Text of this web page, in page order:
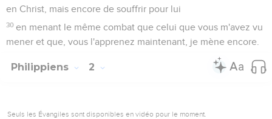
en Christ, mais encore de souffrir pour lui
30 en menant le même combat que celui que vous m'avez vu
mener et que, vous l'apprenez maintenant, je mène encore.
Philippiens 2
Seuls les Évangiles sont disponibles en vidéo pour le moment.